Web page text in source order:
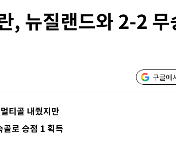
팀' 일본과 한일전
명 사망·1명 실종
도' 무더위, 열대야 계속[다음주
회 "실망과 걱정 안겨드려 죄송"
최대 150㎜ 비
나스닥 1.3%↑
…美 배상 선행돼야"
선…박선원·최민희·서미화·한
, 뉴질랜드와 2-2
구글에
티골 내줬지만
로 승점 1 획득